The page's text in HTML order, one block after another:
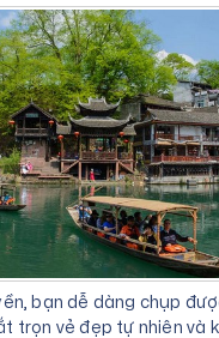
bạn dễ dàng chụp
trọn vẻ đẹp tự nhiên và